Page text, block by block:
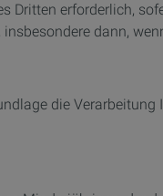
Dritten erforderlich,
dann,
die Verarbeitung